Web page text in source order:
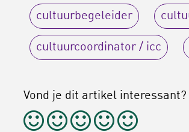
cultuurbegeleider
cultuurcoordinator / icc
Vond je dit artikel interessant?